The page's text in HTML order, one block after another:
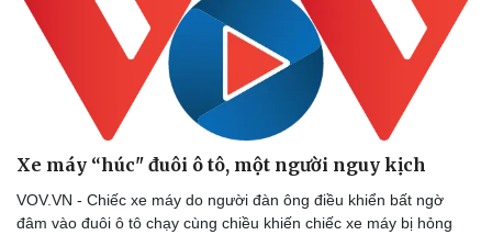
Xe máy “húc" đuôi ô tô, một người nguy kịch
VOV.VN - Chiếc xe máy do người đàn ông điều khiển bất ngờ
đâm vào đuôi ô tô chạy cùng chiều khiến chiếc xe máy bị hỏng